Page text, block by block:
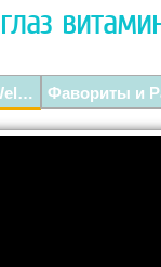
Врач-педиатр о детских витаминах Wellness.